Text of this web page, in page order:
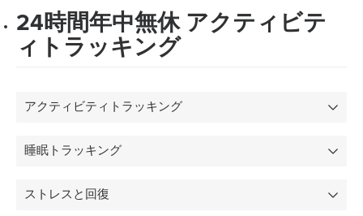
24時間年中無休 アクティビテ
ィトラッキング
アクティビティトラッキング
睡眠トラッキング
ストレスと回復